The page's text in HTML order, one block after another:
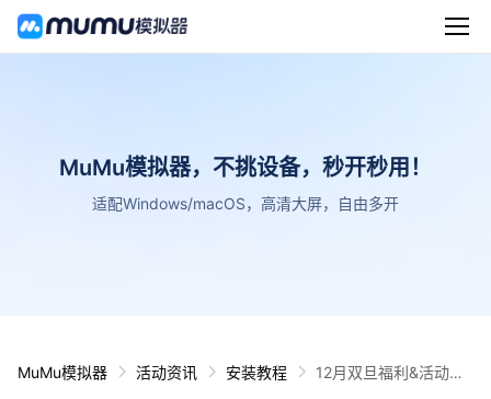
MuMu模拟器，不挑设备，秒开秒用！
适配Windows/macOS，高清大屏，自由多开
MuMu模拟器 活动资讯 安装教程
12月双旦福利&活动前